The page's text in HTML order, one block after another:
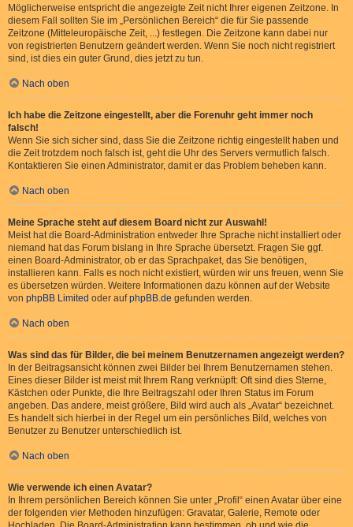
Möglicherweise entspricht die angezeigte Zeit nicht Ihrer eigenen Zeitzone. In
diesem Fall sollten Sie im „Persönlichen Bereich“ die für Sie passende
Zeitzone (Mitteleuropäische Zeit, ...) festlegen. Die Zeitzone kann dabei nur
von registrierten Benutzern geändert werden. Wenn Sie noch nicht registriert
sind, ist dies ein guter Grund, dies jetzt zu tun.
Nach oben
Ich habe die Zeitzone eingestellt, aber die Forenuhr geht immer noch
falsch!
Wenn Sie sich sicher sind, dass Sie die Zeitzone richtig eingestellt haben und
die Zeit trotzdem noch falsch ist, geht die Uhr des Servers vermutlich falsch.
Kontaktieren Sie einen Administrator, damit er das Problem beheben kann.
Nach oben
Meine Sprache steht auf diesem Board nicht zur Auswahl!
Meist hat die Board-Administration entweder Ihre Sprache nicht installiert oder
niemand hat das Forum bislang in Ihre Sprache übersetzt. Fragen Sie ggf.
einen Board-Administrator, ob er das Sprachpaket, das Sie benötigen,
installieren kann. Falls es noch nicht existiert, würden wir uns freuen, wenn Sie
es übersetzen würden. Weitere Informationen dazu können auf der Website
von phpBB Limited oder aufphpBB.de gefunden werden.
Nach oben
Was sind das für Bilder, die bei meinem Benutzernamen angezeigt werden?
In der Beitragsansicht können zwei Bilder bei Ihrem Benutzernamen stehen.
Eines dieser Bilder ist meist mit Ihrem Rang verknüpft: Oft sind dies Sterne,
Kästchen oder Punkte, die Ihre Beitragszahl oder Ihren Status im Forum
angeben. Das andere, meist größere, Bild wird auch als „Avatar“ bezeichnet.
Es handelt sich hierbei in der Regel um ein persönliches Bild, welches von
Benutzer zu Benutzer unterschiedlich ist.
Nach oben
Wie verwende ich einen Avatar?
In Ihrem persönlichen Bereich können Sie unter „Profil“ einen Avatar über eine
der folgenden vier Methoden hinzufügen: Gravatar, Galerie, Remote oder